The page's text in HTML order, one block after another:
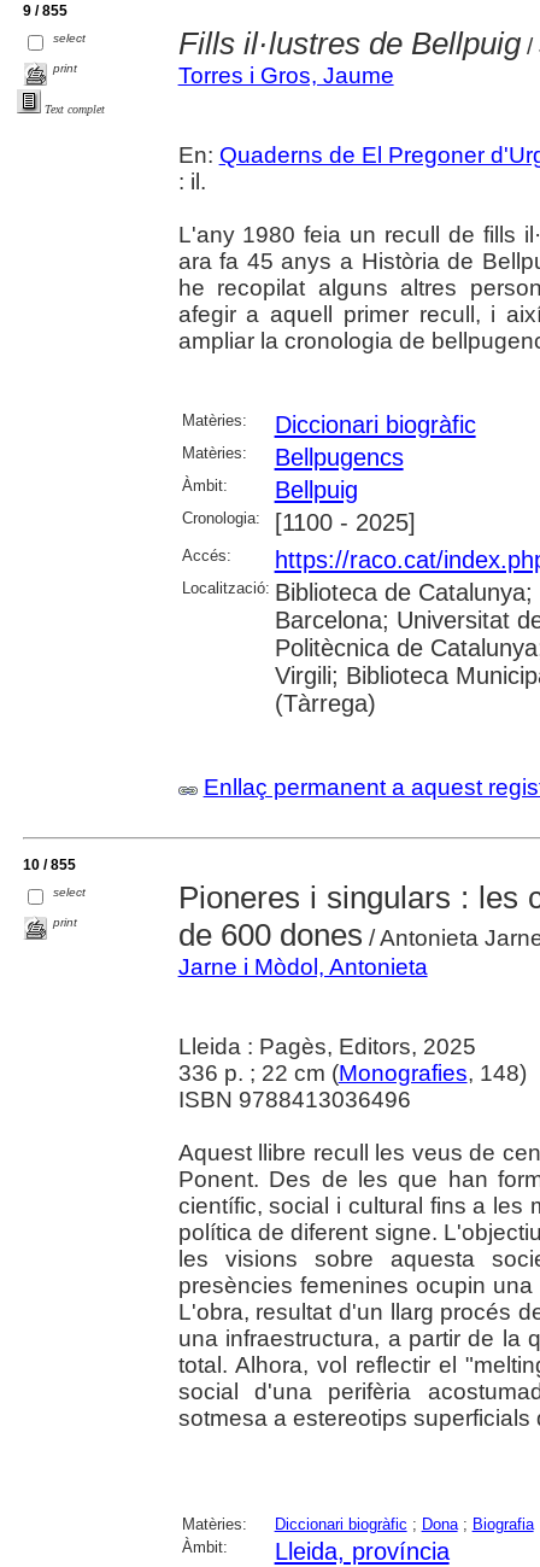
9 / 855
select
print
Text complet
Fills il·lustres de Bellpuig/
Torres i Gros, Jaume
En: Quaderns de El Pregoner
: il.
L'any 1980 feia un recull de fills
ara fa 45 anys a Història de
he recopilat alguns altres
afegir a aquell primer recull, i
ampliar la cronologia de
Matèries: Diccionari biogràfic
Matèries: Bellpugencs
Àmbit: Bellpuig
Cronologia: [1100 - 2025]
Accés: https://raco.cat/
Localització: Biblioteca de
Barcelona; Universitat
Politècnica de
Virgili; Biblioteca
(Tàrrega)
Enllaç permanent a aquest
10 / 855
select
print
Pioneres i singulars : les
de 600 dones / Antonieta
Jarne i Mòdol, Antonieta
Lleida : Pagès, Editors, 2025
336 p. ; 22 cm (Monografies, 148)
ISBN 9788413036496
Aquest llibre recull les veus de
Ponent. Des de les que han
científic, social i cultural fins a les
política de diferent signe.
les visions sobre aquesta
presències femenines ocupin
L'obra, resultat d'un llarg procés
una infraestructura, a partir de la
total. Alhora, vol reflectir el
social d'una perifèria
sotmesa a estereotips superficials
Matèries: Diccionari biogràfic ; Dona; Biografia
Àmbit:
Lleida, província